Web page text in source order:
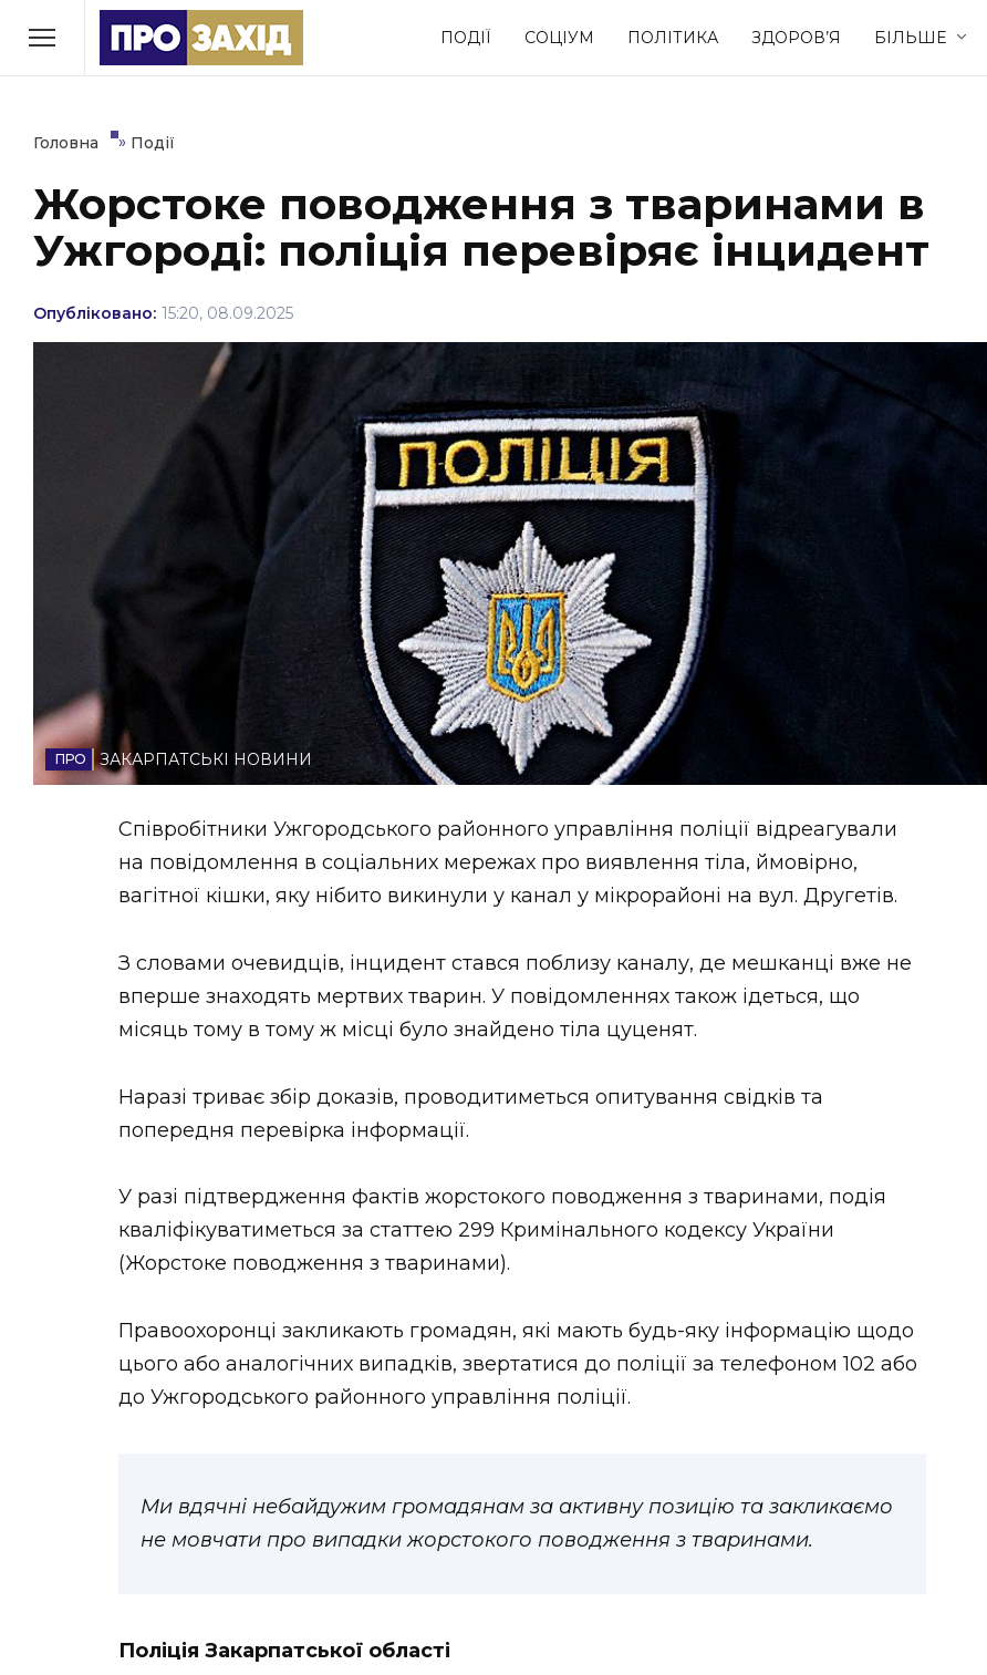
ПОДІЇ СОЦІУМ ПОЛІТИКА ЗДОРОВ’Я БІЛЬШЕ
РУБРИКИ
Економіка
Політика Соціум Спорт Стиль життя
Втрачений Ужгород
(відеоверсія)
ЗАКАРПАТСЬКІ НОВИНИ
НОВИНИ ЗАХІДНОЇ УКРАЇНИ
ВІДЕО
Головна » Події
Жорстоке поводження з тваринами в
Ужгороді: поліція перевіряє інцидент
Опубліковано: 15:20, 08.09.2025
ЗАКАРПАТСЬКІ НОВИНИ
Співробітники Ужгородського районного управління поліції відреагували
на повідомлення в соціальних мережах про виявлення тіла, ймовірно,
вагітної кішки, яку нібито викинули у канал у мікрорайоні на вул. Другетів.
З словами очевидців, інцидент стався поблизу каналу, де мешканці вже не
вперше знаходять мертвих тварин. У повідомленнях також ідеться, що
місяць тому в тому ж місці було знайдено тіла цуценят.
Наразі триває збір доказів, проводитиметься опитування свідків та
попередня перевірка інформації.
У разі підтвердження фактів жорстокого поводження з тваринами, подія
кваліфікуватиметься за статтею 299 Кримінального кодексу України
(Жорстоке поводження з тваринами).
Правоохоронці закликають громадян, які мають будь-яку інформацію щодо
цього або аналогічних випадків, звертатися до поліції за телефоном 102 або
до Ужгородського районного управління поліції.
Ми вдячні небайдужим громадянам за активну позицію та закликаємо
не мовчати про випадки жорстокого поводження з тваринами.
Поліція Закарпатської області